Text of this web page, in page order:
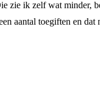
ik zelf wat minder,
aantal toegiften en